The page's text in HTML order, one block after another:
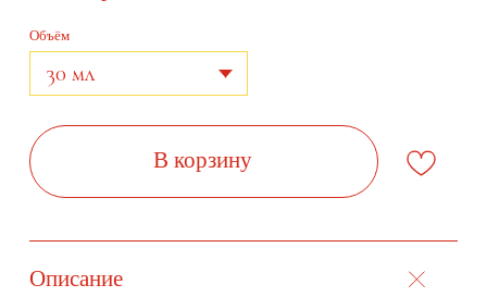
Описание
Концентрированная сыворотка на основе 15%
стабильной формы витамина С и 3%
Brightening C-erum эффективно осветляет
пигментацию и постакне, выравнивает тон, придает
коже красивое сияние. Восстанавливает эпидермис,
кожу, повышает ее упругость, делает гладкой и